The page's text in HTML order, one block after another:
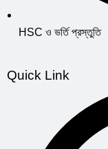
HSC ও ভর্তি প্রস্তুতি
Quick Link